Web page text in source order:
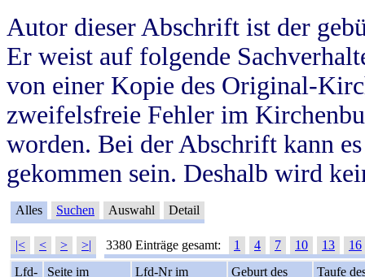
Autor dieser Abschrift ist der
Er weist auf folgende
von einer Kopie des Original-
zweifelsfreie Fehler im
worden. Bei der Abschrift kann
gekommen sein. Deshalb wird
Alles Suchen Auswahl Detail
|< < > >| 3380 Einträge gesamt: 1 4 7 10 13
16
Lfd-
Seite im
Lfd-Nr im
Geburt des
Taufe